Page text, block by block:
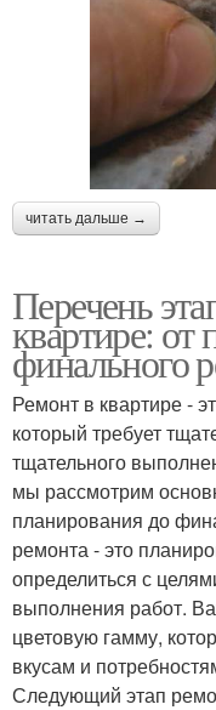
читать дальше →
Перечень
квартире: от
финального
Ремонт в квартире -
который требует
тщательного
мы рассмотрим
планирования до
ремонта - это
определиться с
выполнения работ.
цветовую гамму,
вкусам и
Следующий этап